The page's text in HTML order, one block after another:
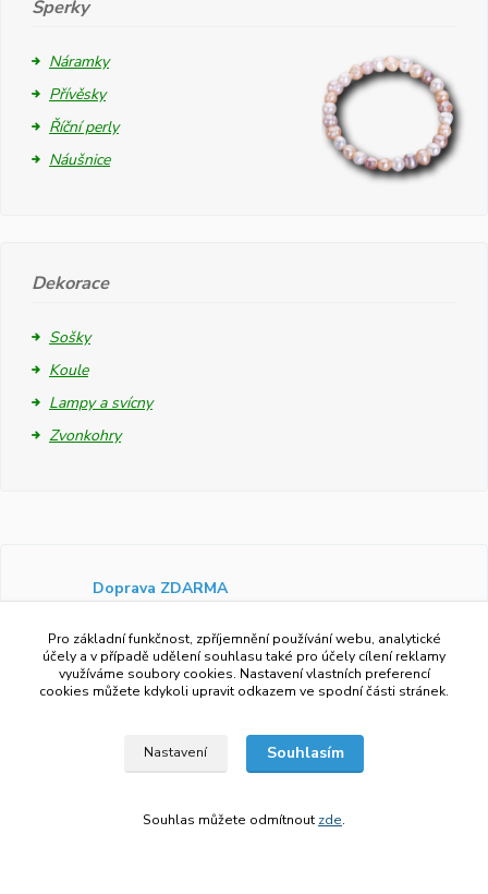
Šperky
Náramky
Přívěsky
Říční perly
Náušnice
Dekorace
Sošky
Koule
Lampy a svícny
Zvonkohry
Doprava ZDARMA
Dárkové balení
Ověřeno zákazníky
svým známým.
Pro základní funkčnost, zpříjemnění používání webu, analytické
účely a v případě udělení souhlasu také pro účely cílení reklamy
využíváme soubory cookies. Nastavení vlastních preferencí
cookies můžete kdykoli upravit odkazem ve spodní části stránek.
Nastavení Souhlasím
Souhlas můžete odmítnout zde.